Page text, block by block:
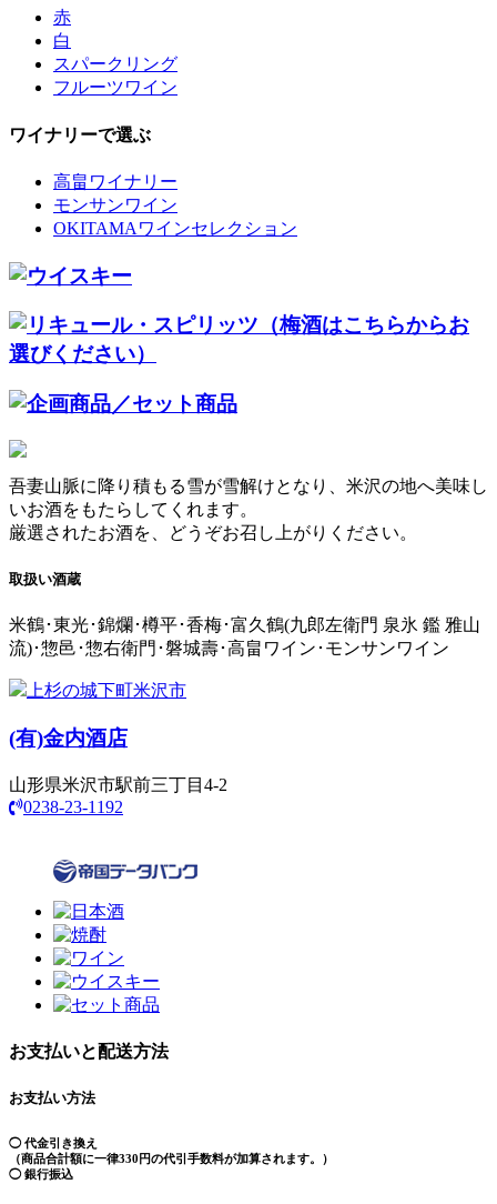
赤
白
スパークリング
フルーツワイン
ワイナリーで選ぶ
高畠ワイナリー
モンサンワイン
OKITAMAワインセレクション
吾妻山脈に降り積もる雪が雪解けとなり、米沢の地へ美味し
いお酒をもたらしてくれます。
厳選されたお酒を、どうぞお召し上がりください。
取扱い酒蔵
米鶴･東光･錦爛･樽平･香梅･富久鶴(九郎左衛門 泉氷 鑑 雅山
流)･惣邑･惣右衛門･磐城壽･高畠ワイン･モンサンワイン
上杉の城下町米沢市
(有)金内酒店
山形県米沢市駅前三丁目4-2
0238-23-1192
お支払いと配送方法
お支払い方法
◯ 代金引き換え
（商品合計額に一律330円の代引手数料が加算されます。）
◯ 銀行振込